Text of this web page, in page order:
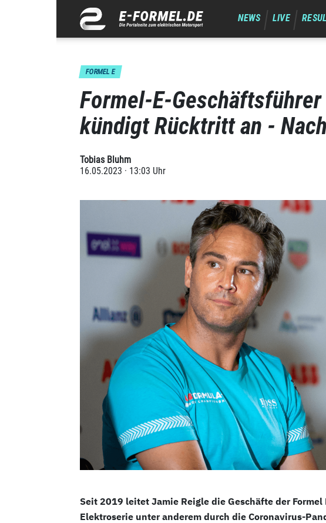
NEWS LIVE
FORMEL E
Formel-E-
kündigt Rücktritt an -
Tobias Bluhm
16.05.2023 · 13:03 Uhr
Seit 2019 leitet Jamie Reigle die Geschäfte der
Elektroserie unter anderem durch die Coronavirus-